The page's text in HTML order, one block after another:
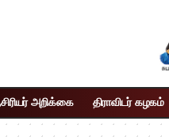
அறிக்கை திராவிடர் கழகம்